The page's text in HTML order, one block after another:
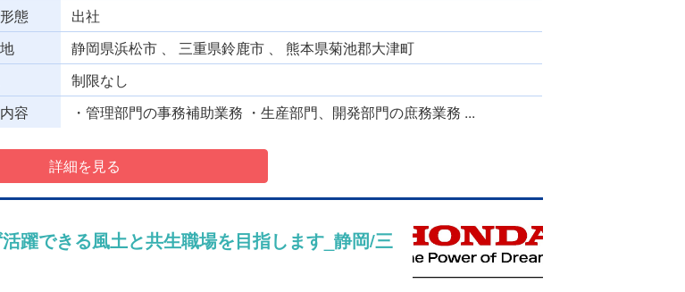
態
出社
静岡県浜松市 、 三重県鈴鹿市 、 熊本県菊池郡大津町
制限なし
容
・管理部門の事務補助業務 ・生産部門、開発部門の庶務業務 ...
詳細を見る
躍できる風土と共生職場を目指します_静岡/三